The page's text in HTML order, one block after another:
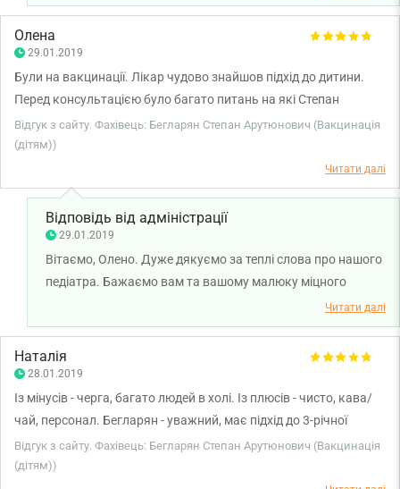
Олена
29.01.2019
Були на вакцинації. Лікар чудово знайшов підхід до дитини.
Перед консультацією було багато питань на які Степан
Арутюновіч охоче і доступно відповів! Величезне спасибі!
Відгук з сайту. Фахівець: Бегларян Степан Арутюнович (Вакцинація
(дітям))
Читати далі
Відповідь від адміністрації
29.01.2019
Вітаємо, Олено. Дуже дякуємо за теплі слова про нашого
педіатра. Бажаємо вам та вашому малюку міцного
Читати далі
Наталія
28.01.2019
Із мінусів - черга, багато людей в холі. Із плюсів - чисто, кава/
чай, персонал. Бегларян - уважний, має підхід до 3-річної
дитини. Дуже задоволена проведенням вакцинації
Степаненко, Вірової і Вишневської.
Відгук з сайту. Фахівець: Бегларян Степан Арутюнович (Вакцинація
(дітям))